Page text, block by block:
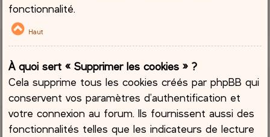
fonctionnalité.
Haut
À quoi sert « Supprimer les cookies » ?
Cela supprime tous les cookies créés par phpBB qui
conservent vos paramètres d’authentification et
votre connexion au forum. Ils fournissent aussi des
fonctionnalités telles que les indicateurs de lecture